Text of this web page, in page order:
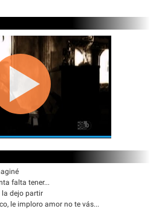
falta tener...
la dejo partir
le imploro amor no te vás...